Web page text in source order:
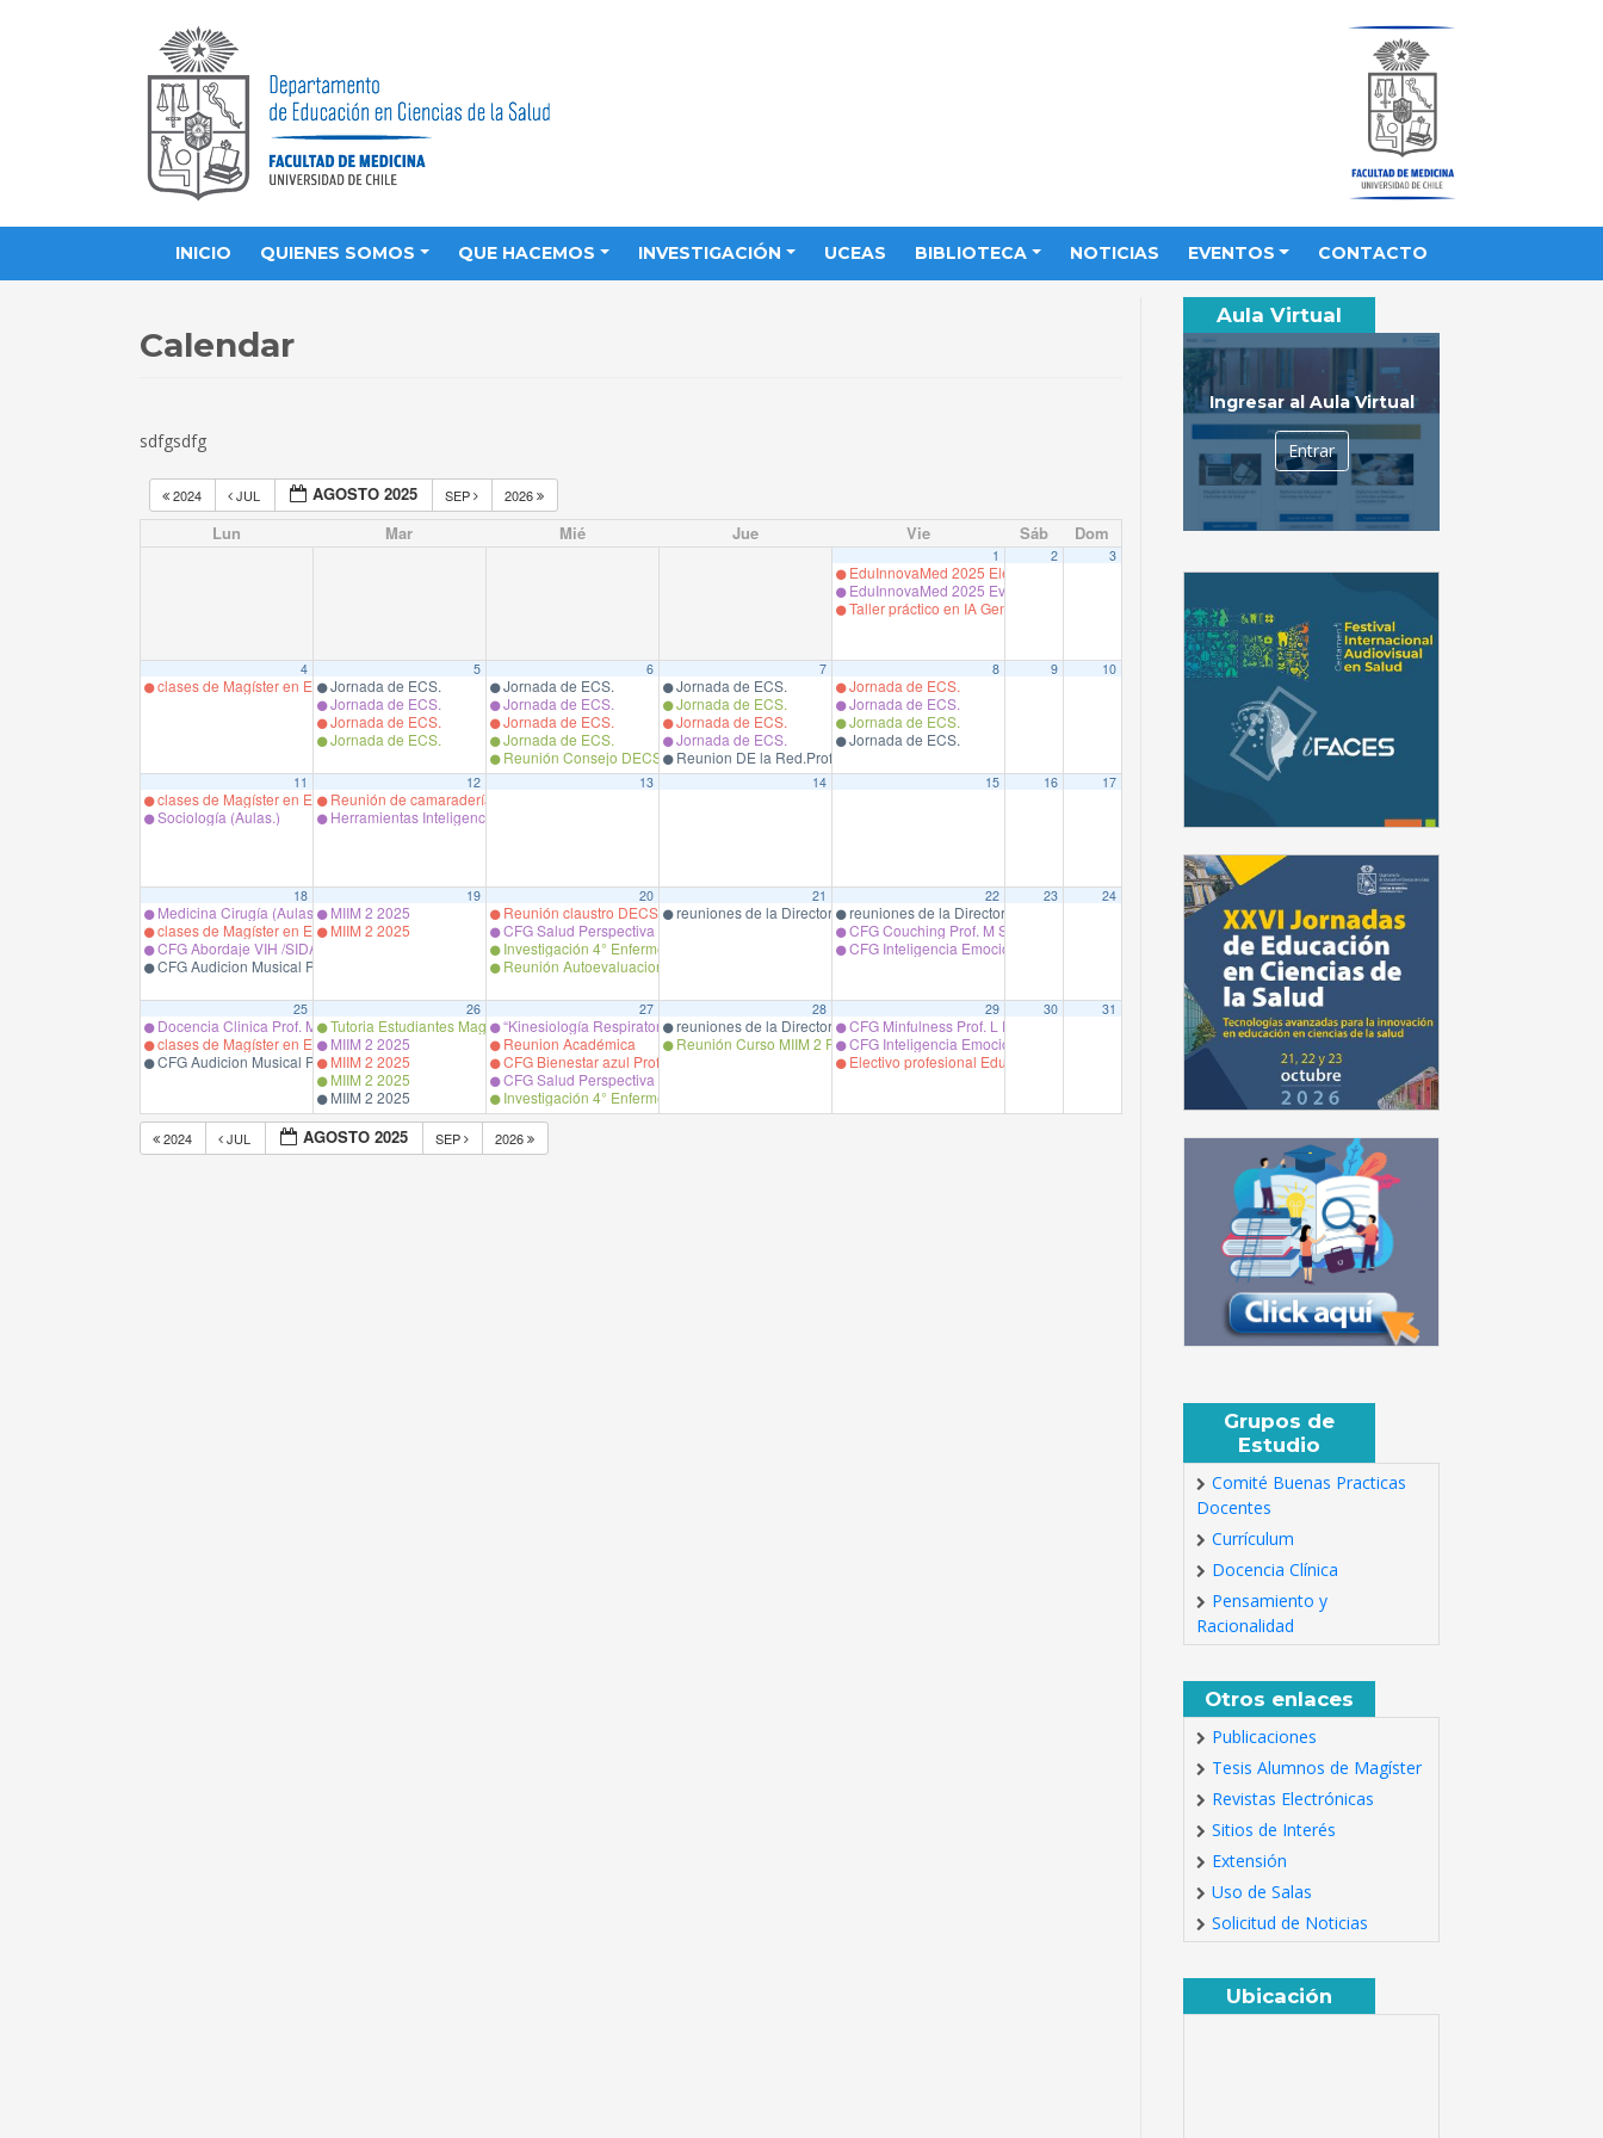
INICIO QUIENES SOMOS QUE HACEMOS INVESTIGACIÓN UCEAS BIBLIOTECA NOTICIAS EVENTOS CONTACTO
Calendar
sdfgsdfg
2024 JUL AGOSTO 2025 SEP 2026
Lun Mar Mié Jue Vie Sáb Dom
1
EduInnovaMed 2025 Elementos claves de la retroalimentación efectiva:
EduInnovaMed 2025 Evaluación y Feedback en ambientes clínicos
Taller práctico en IA Generativa
2 3
4
clases de Magíster en Educación en Ciencias de la Salud,
5
Jornada de ECS.
Jornada de ECS.
Jornada de ECS.
Jornada de ECS.
6
Jornada de ECS.
Jornada de ECS.
Jornada de ECS.
Jornada de ECS.
Reunión Consejo DECSA
7
Jornada de ECS.
Jornada de ECS.
Jornada de ECS.
Jornada de ECS.
Reunion DE la Red.Prof. Garrido.
8
Jornada de ECS.
Jornada de ECS.
Jornada de ECS.
Jornada de ECS.
9 10
11
clases de Magíster en Educación en Ciencias de la Salud,
Sociología (Aulas.)
12
Reunión de camaradería DECSA Prof. Dra.Christel Hanne.
Herramientas Inteligencia Artificial Prof. C Cuellar
13 14 15 16 17
18
Medicina Cirugía (Aulas)
clases de Magíster en Educación en Ciencias de la Salud,
CFG Abordaje VIH /SIDA. Prof. S. Oyarzo
CFG Audicion Musical Prof. S. Garrido.
19
MIIM 2 2025
MIIM 2 2025
20
Reunión claustro DECSA
CFG Salud Perspectiva de Genero Prof. Daniela G.
Investigación 4° Enfermeria Prof. Mejia. /Garrido
Reunión Autoevaluacion Mecsa
21
reuniones de la Directora con el personal del Departamento DECSA.
22
reuniones de la Directora con el personal del Departamento DECSA.
CFG Couching Prof. M Sonatori
CFG Inteligencia Emocional Prof. C. Vargas
23 24
25
Docencia Clinica Prof. M. Espinoza
clases de Magíster en Educación en Ciencias de la Salud,
CFG Audicion Musical Prof. S. Garrido.
26
Tutoria Estudiantes Magister
MIIM 2 2025
MIIM 2 2025
MIIM 2 2025
MIIM 2 2025
27
“Kinesiología Respiratoria en Atención Primaria”. académico Rodrigo Torres
Reunion Académica
CFG Bienestar azul Prof. Paulina Larrondo
CFG Salud Perspectiva de Genero Prof. Daniela G.
Investigación 4° Enfermeria Prof. Mejia. /Garrido
28
reuniones de la Directora con el personal del Departamento DECSA.
Reunión Curso MIIM 2 Prof. Sandra Oyarzo
29
CFG Minfulness Prof. L Estrada.
CFG Inteligencia Emocional Prof. C. Vargas
Electivo profesional Educación médica. Prof. Iván Silva
30 31
2024 JUL AGOSTO 2025 SEP 2026
Aula Virtual
Ingresar al Aula Virtual
Entrar
Grupos de
Estudio
Comité Buenas Practicas
Docentes
Currículum
Docencia Clínica
Pensamiento y
Racionalidad
Otros enlaces
Publicaciones
Tesis Alumnos de Magíster
Revistas Electrónicas
Sitios de Interés
Extensión
Uso de Salas
Solicitud de Noticias
Ubicación